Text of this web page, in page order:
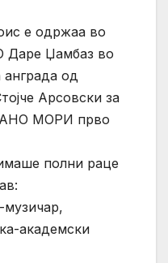
е одржаа во
Даре Џамбаз во
анграда од
Арсовски за
МОРИ прво
полни раце
академски